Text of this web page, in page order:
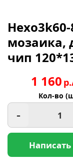
мозаика,
чип
1 160
Кол-во
-